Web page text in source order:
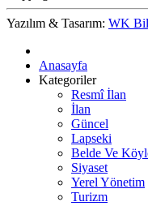
Yazılım & Tasarım: WK
Anasayfa
Kategoriler
Resmî İlan
İlan
Güncel
Lapseki
Belde Ve
Siyaset
Yerel Yönetim
Turizm